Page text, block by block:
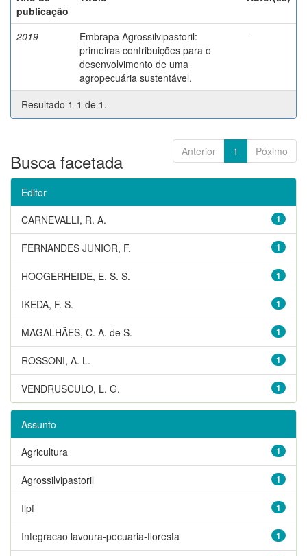
publicação
2019
Embrapa Agrossilvipastoril:
primeiras contribuições para o
desenvolvimento de uma
agropecuária sustentável.
-
Resultado 1-1 de 1.
Anterior 1 Póximo
Busca facetada
Editor
1
CARNEVALLI, R. A.
1
FERNANDES JUNIOR, F.
1
HOOGERHEIDE, E. S. S.
1
IKEDA, F. S.
1
MAGALHÃES, C. A. de S.
1
ROSSONI, A. L.
1
VENDRUSCULO, L. G.
Assunto
1
Agricultura
1
Agrossilvipastoril
1
Ilpf
1
Integracao lavoura-pecuaria-floresta